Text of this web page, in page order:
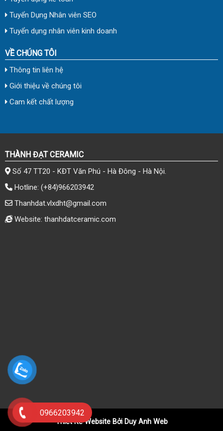
Tuyển Dụng Nhân viên SEO
Tuyển dụng nhân viên kinh doanh
VỀ CHÚNG TÔI
Thông tin liên hệ
Giới thiệu về chúng tôi
Cam kết chất lượng
THÀNH ĐẠT CERAMIC
Số 47 TT20 - KĐT Văn Phú - Hà Đông - Hà Nội.
Hotline: (+84)966203942
Thanhdat.vlxdht@gmail.com
Website: thanhdatceramic.com
0966203942
Thiết Kế Website Bởi Duy Anh Web